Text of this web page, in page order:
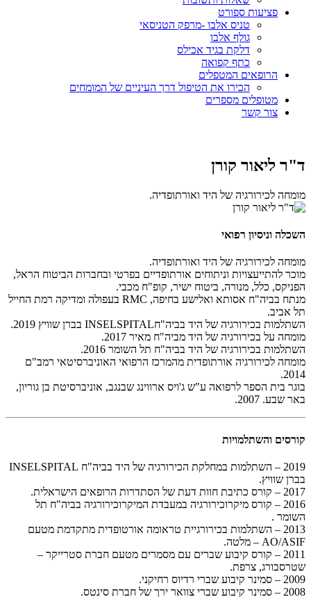
פציעות ספורט
טניס אלבו -מרפק הטניסאי
גולף אלבו
דלקת בגיד אכילס
כתף קפואה
הרופאים המטפלים
הכירו את הטיפול דרך העיניים של המומחים
מטופלים מספרים
צור קשר
ד"ר ליאור קורן
מומחה לכירורגיה של היד ואורתופדיה.
השכלה וניסיון רפואי
מומחה לכירורגיה של היד ואורתופדיה.
מוכר להתייעצויות וניתוחים אורתופדיים בפרטי ובחברות הביטוח הראל,
הפניקס, כלל, מנורה, ביטוח ישיר, קופ"ח מכבי.
מנתח בביה"ח אסותא ואלישע בחיפה, RMC בעפולה ומדיקה רמת החייל
תל אביב.
השתלמות בכירורגיה של היד בביה"חINSELSPITAL בברן שוויץ 2019.
מומחה על בכירורגיה של היד מביה"ח מאיר 2017.
השתלמות בכירורגיה של היד בביה"ח תל השומר 2016.
מומחה לכירורגיה אורתופדית מהמרכז הרפואי האוניברסיטאי רמב"ם
2014.
בוגר בית הספר לרפואה ע"ש ג'ויס ארווינג שבנגב, אוניברסיטת בן גוריון,
באר שבע. 2007.
קורסים והשתלמויות
2019 – השתלמות במחלקת הכירורגיה של היד בביה"ח INSELSPITAL
בברן שוויץ.
2017 – קורס כתיבת חוות דעת של הסתדרות הרופאים הישראלית.
2016 – קורס מיקרוכירורגיה במעבדת המיקרוכירורגיה בביה"ח תל
השומר .
2013 – השתלמות בכירורגיית טראומה אורטופדית מתקדמת מטעם
AO/ASIF – מלטה.
2011 – קורס קיבוע שברים עם מסמרים מטעם חברת סטרייקר –
שטרסבורג, צרפת.
2009 – סמינר קיבוע שברי רדיוס רחיקני.
2008 – סמינר קיבוע שברי צוואר ירך של חברת סינטס.